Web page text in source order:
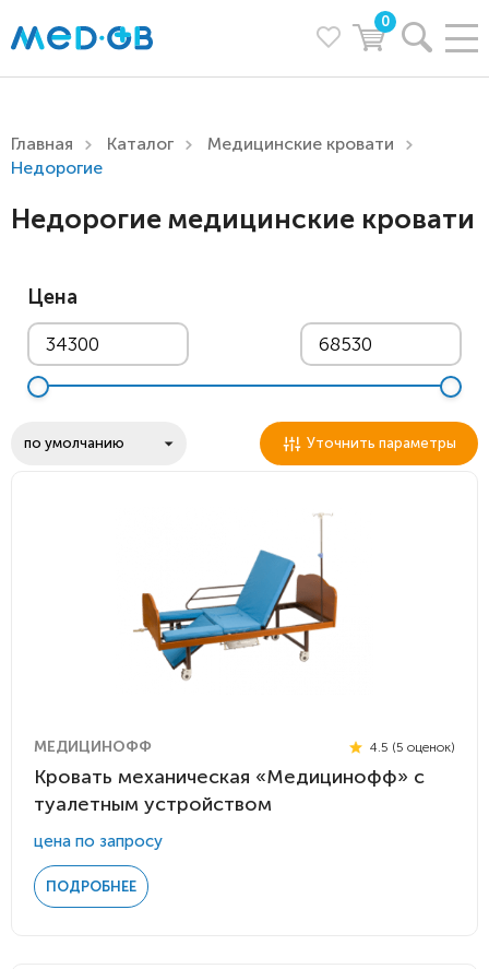
0
Главная Каталог
Медицинские кровати
Недорогие
Недорогие медицинские кровати
Цена
Уточнить параметры
МЕДИЦИНОФФ 4.5 (5 оценок)
Кровать механическая «Медицинофф» с
туалетным устройством
цена по запросу
ПОДРОБНЕЕ